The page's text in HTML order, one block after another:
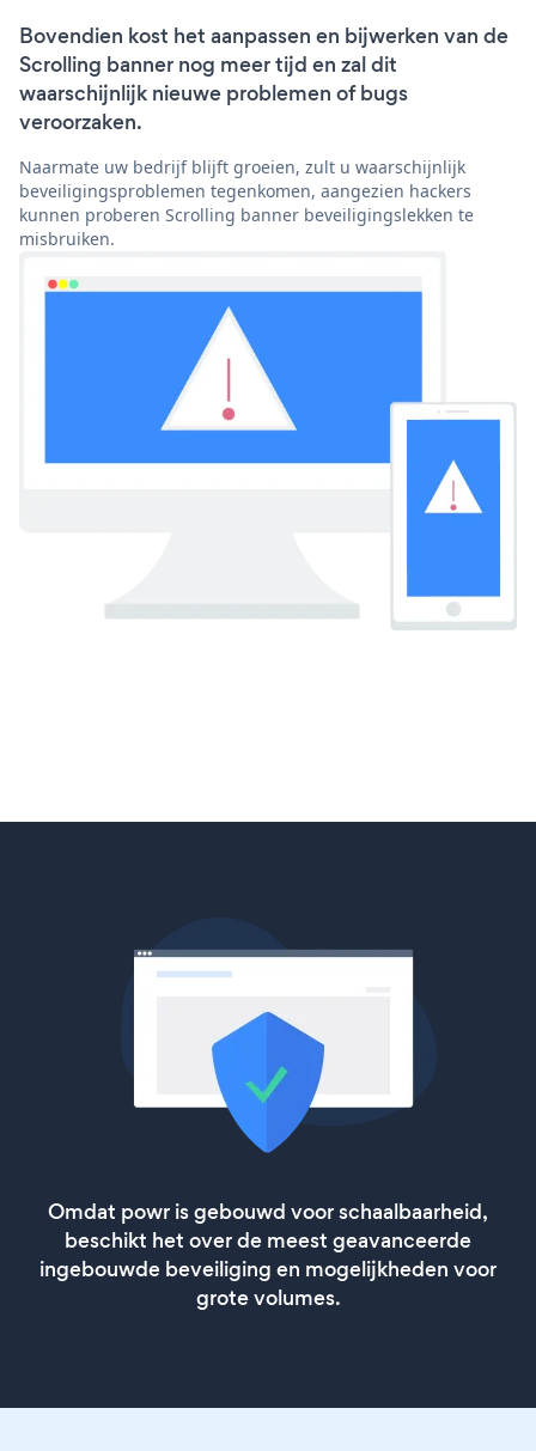
Bovendien kost het aanpassen en bijwerken van de
Scrolling banner nog meer tijd en zal dit
waarschijnlijk nieuwe problemen of bugs
veroorzaken.
Naarmate uw bedrijf blijft groeien, zult u waarschijnlijk
beveiligingsproblemen tegenkomen, aangezien hackers
kunnen proberen Scrolling banner beveiligingslekken te
misbruiken.
Omdat powr is gebouwd voor schaalbaarheid,
beschikt het over de meest geavanceerde
ingebouwde beveiliging en mogelijkheden voor
grote volumes.